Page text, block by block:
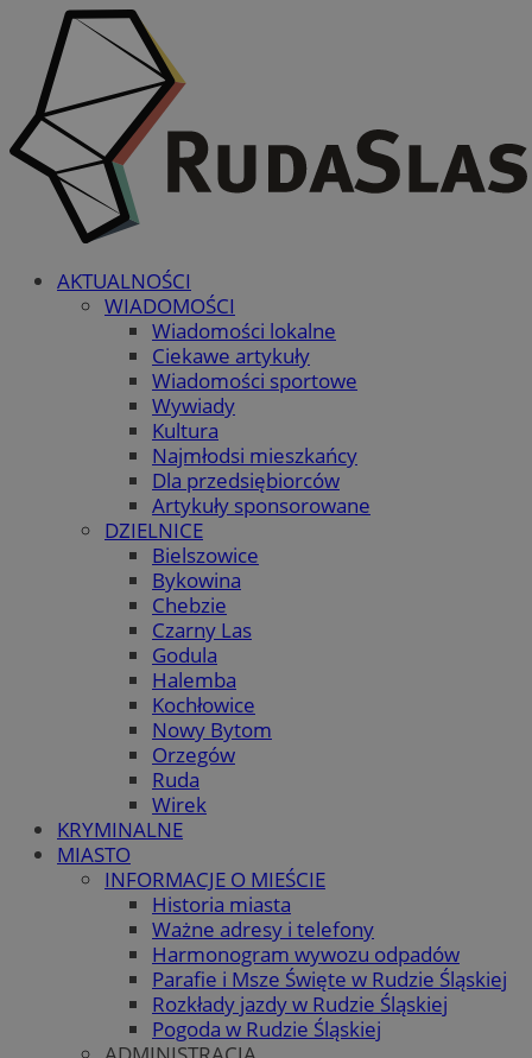
AKTUALNOŚCI
WIADOMOŚCI
Wiadomości lokalne
Ciekawe artykuły
Wiadomości sportowe
Wywiady
Kultura
Najmłodsi mieszkańcy
Dla przedsiębiorców
Artykuły sponsorowane
DZIELNICE
Bielszowice
Bykowina
Chebzie
Czarny Las
Godula
Halemba
Kochłowice
Nowy Bytom
Orzegów
Ruda
Wirek
KRYMINALNE
MIASTO
INFORMACJE O MIEŚCIE
Historia miasta
Ważne adresy i telefony
Harmonogram wywozu odpadów
Parafie i Msze Święte w Rudzie Śląskiej
Rozkłady jazdy w Rudzie Śląskiej
Pogoda w Rudzie Śląskiej